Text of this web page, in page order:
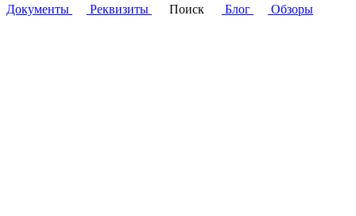
Документы
Реквизиты Поиск Блог Обзоры